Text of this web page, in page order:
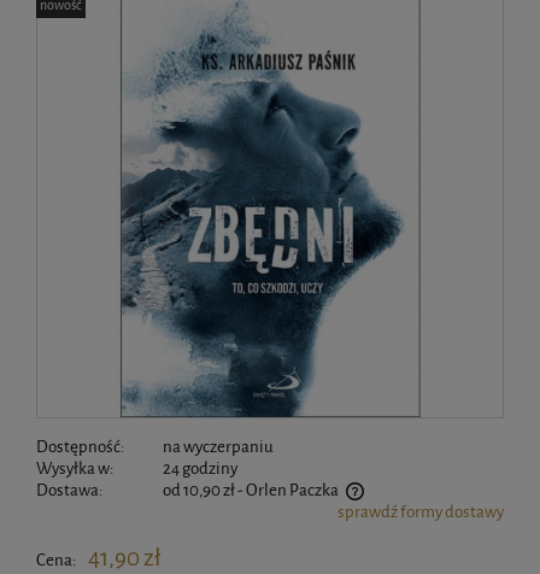
nowość
Dostępność:
na wyczerpaniu
Wysyłka w:
24 godziny
Dostawa:
od 10,90 zł- Orlen Paczka
Cena nie zawiera ewentualnych kosztów płatnościsprawdź formy dostawy
Cena: 41,90 zł